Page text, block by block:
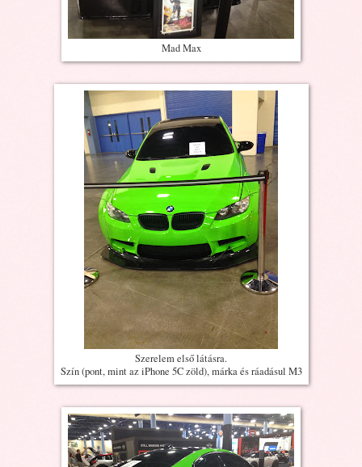
Mad Max
Szerelem első látásra.
Szín (pont, mint az iPhone 5C zöld), márka és ráadásul M3